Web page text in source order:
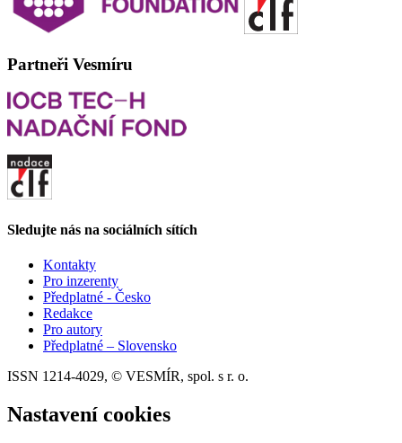
Partneři Vesmíru
Sledujte nás na sociálních sítích
Kontakty
Pro inzerenty
Předplatné - Česko
Redakce
Pro autory
Předplatné – Slovensko
ISSN 1214-4029, © VESMÍR, spol. s r. o.
Nastavení cookies